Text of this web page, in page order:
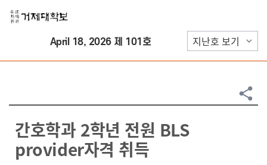
Skip Menu
April 18, 2026 제 101호
share
간호학과 2학년 전원 BLS
provider자격 취득